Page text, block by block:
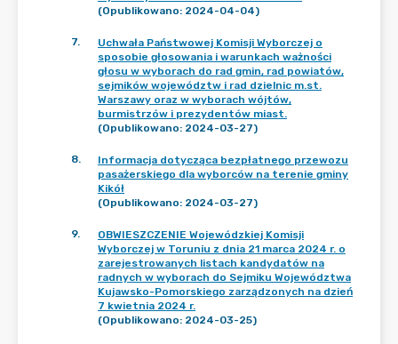
(Opublikowano: 2024-04-04)
7.
Uchwała Państwowej Komisji Wyborczej o
sposobie głosowania i warunkach ważności
głosu w wyborach do rad gmin, rad powiatów,
sejmików województw i rad dzielnic m.st.
Warszawy oraz w wyborach wójtów,
burmistrzów i prezydentów miast.
(Opublikowano: 2024-03-27)
8.
Informacja dotycząca bezpłatnego przewozu
pasażerskiego dla wyborców na terenie gminy
Kikół
(Opublikowano: 2024-03-27)
9.
OBWIESZCZENIE Wojewódzkiej Komisji
Wyborczej w Toruniu z dnia 21 marca 2024 r. o
zarejestrowanych listach kandydatów na
radnych w wyborach do Sejmiku Województwa
Kujawsko-Pomorskiego zarządzonych na dzień
7 kwietnia 2024 r.
(Opublikowano: 2024-03-25)